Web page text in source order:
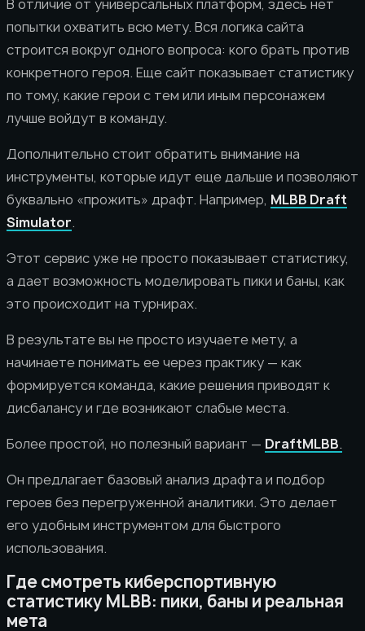
В отличие от универсальных платформ, здесь нет
попытки охватить всю мету. Вся логика сайта
строится вокруг одного вопроса: кого брать против
конкретного героя. Еще сайт показывает статистику
по тому, какие герои с тем или иным персонажем
лучше войдут в команду.
Дополнительно стоит обратить внимание на
инструменты, которые идут еще дальше и позволяют
буквально «прожить» драфт. Например, MLBB Draft
Simulator.
Этот сервис уже не просто показывает статистику,
а дает возможность моделировать пики и баны, как
это происходит на турнирах.
В результате вы не просто изучаете мету, а
начинаете понимать ее через практику — как
формируется команда, какие решения приводят к
дисбалансу и где возникают слабые места.
Более простой, но полезный вариант — DraftMLBB.
Он предлагает базовый анализ драфта и подбор
героев без перегруженной аналитики. Это делает
его удобным инструментом для быстрого
использования.
Где смотреть киберспортивную
статистику MLBB: пики, баны и реальная
мета